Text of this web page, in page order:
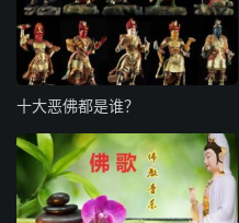
十大恶佛都是谁？